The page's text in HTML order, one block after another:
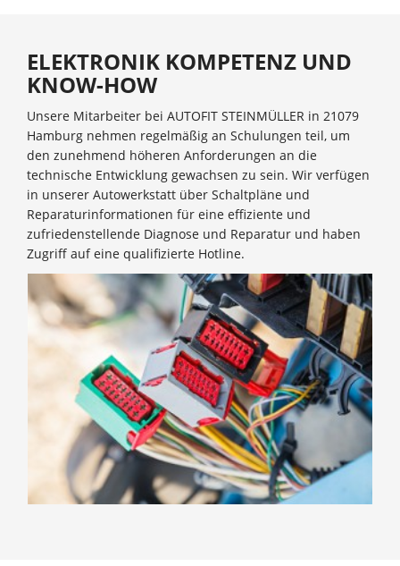
ELEKTRONIK KOMPETENZ UND
KNOW-HOW
Unsere Mitarbeiter bei AUTOFIT STEINMÜLLER in 21079
Hamburg nehmen regelmäßig an Schulungen teil, um
den zunehmend höheren Anforderungen an die
technische Entwicklung gewachsen zu sein. Wir verfügen
in unserer Autowerkstatt über Schaltpläne und
Reparaturinformationen für eine effiziente und
zufriedenstellende Diagnose und Reparatur und haben
Zugriff auf eine qualifizierte Hotline.